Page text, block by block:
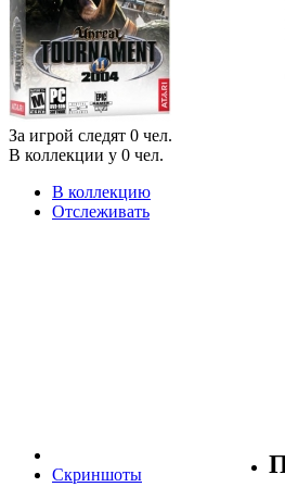
За игрой следят 0 чел.
В коллекции у 0 чел.
В коллекцию
Отслеживать
Скриншоты